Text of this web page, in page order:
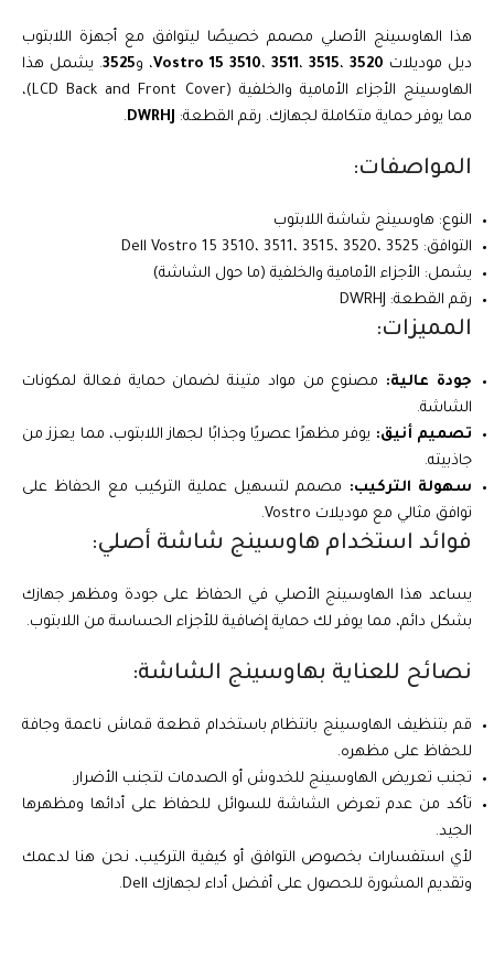
هذا الهاوسينج الأصلي مصمم خصيصًا ليتوافق مع أجهزة اللابتوب
ديل موديلات
Vostro 15 3510، 3511، 3515، 3520 ، و3525. يشمل هذا
الهاوسينج الأجزاء الأمامية والخلفية (LCD Back and Front Cover)،
مما يوفر حماية متكاملة لجهازك. رقم القطعة: DWRHJ
.
المواصفات:
النوع: هاوسينج شاشة اللابتوب
التوافق: Dell Vostro 15 3510، 3511، 3515، 3520، 3525
يشمل: الأجزاء الأمامية والخلفية (ما حول الشاشة)
رقم القطعة: DWRHJ
المميزات:
جودة عالية: مصنوع من مواد متينة لضمان حماية فعالة لمكونات
الشاشة.
تصميم أنيق: يوفر مظهرًا عصريًا وجذابًا لجهاز اللابتوب، مما يعزز من
جاذبيته.
سهولة التركيب: مصمم لتسهيل عملية التركيب مع الحفاظ على
توافق مثالي مع موديلات Vostro.
فوائد استخدام هاوسينج شاشة أصلي:
يساعد هذا الهاوسينج الأصلي في الحفاظ على جودة ومظهر جهازك
بشكل دائم، مما يوفر لك حماية إضافية للأجزاء الحساسة من اللابتوب.
نصائح للعناية بهاوسينج الشاشة:
قم بتنظيف الهاوسينج بانتظام باستخدام قطعة قماش ناعمة وجافة
للحفاظ على مظهره.
تجنب تعريض الهاوسينج للخدوش أو الصدمات لتجنب الأضرار.
تأكد من عدم تعرض الشاشة للسوائل للحفاظ على أدائها ومظهرها
الجيد.
لأي استفسارات بخصوص التوافق أو كيفية التركيب، نحن هنا لدعمك
وتقديم المشورة للحصول على أفضل أداء لجهازك Dell.